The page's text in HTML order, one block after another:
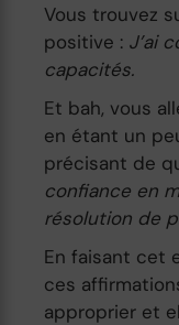
Vous trouvez
positive : J’ai
capacités.
Et bah, vous
en étant un
précisant de
confiance en
résolution de
En faisant cet
ces
approprier et